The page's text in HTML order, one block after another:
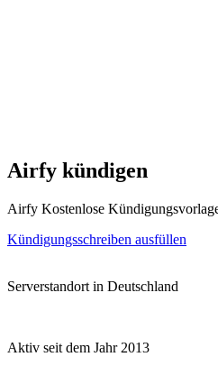
Airfy kündigen
Airfy Kostenlose
Kündigungsschreiben ausfüllen
Serverstandort in Deutschland
Aktiv seit dem Jahr 2013